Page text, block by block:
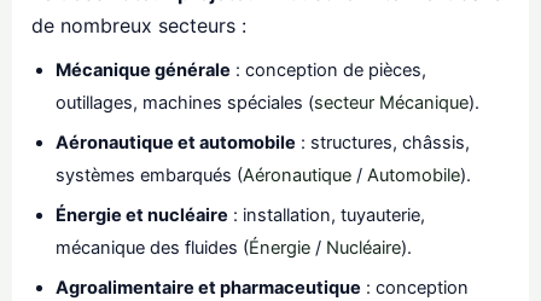
de nombreux secteurs :
Mécanique générale : conception de pièces,
outillages, machines spéciales (secteur Mécanique).
Aéronautique et automobile : structures, châssis,
systèmes embarqués (Aéronautique / Automobile).
Énergie et nucléaire : installation, tuyauterie,
mécanique des fluides (Énergie / Nucléaire).
Agroalimentaire et pharmaceutique : conception